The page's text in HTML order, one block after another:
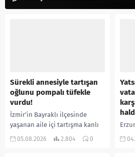
Sürekli annesiyle tartışan
oğlunu pompalı tüfekle
vurdu!
İzmir’in Bayraklı ilçesinde
yaşanan aile içi tartışma kanlı
bitti. İddiaya göre, uzun süredir
05.08.2026 2.804 0